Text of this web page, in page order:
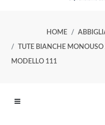
HOME
TUTE BIANCHE
MODELLO 111